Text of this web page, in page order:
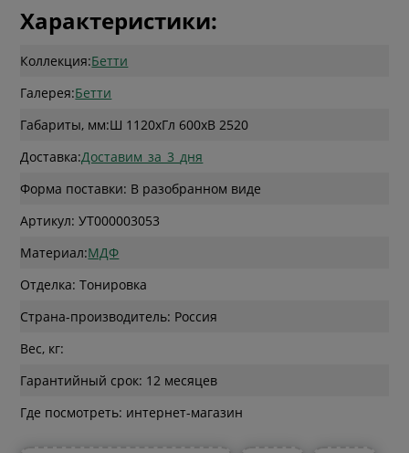
Характеристики:
Коллекция:Бетти
Галерея:Бетти
Габариты, мм:Ш 1120xГл 600xВ 2520
Доставка:Доставим_за_3_дня
Форма поставки: В разобранном виде
Артикул: УТ000003053
Материал:МДФ
Отделка: Тонировка
Страна-производитель: Россия
Вес, кг:
Гарантийный срок: 12 месяцев
Где посмотреть: интернет-магазин